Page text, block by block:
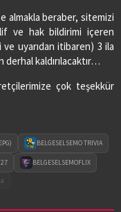
almakla beraber, sitemizi
ve hak bildirimi içeren
uyarıdan itibaren) 3 ila
kaldırılacaktır…
çok teşekkür
BELGESELSEMO TRIVIA
BELGESELSEMOFLIX